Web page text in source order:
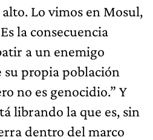
Lo vimos en Mosul,
la consecuencia
a un enemigo
propia población
no es genocidio.” Y
librando la que es, sin
dentro del marco